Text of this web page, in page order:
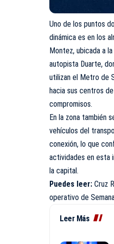
Uno de los puntos
dinámica es en los
Montez, ubicada a
autopista Duarte,
utilizan el Metro de
hacia sus centros
compromisos.
En la zona también
vehículos del
conexión, lo que
actividades en esta
la capital.
Puedes leer: Cruz
operativo de
Leer Más